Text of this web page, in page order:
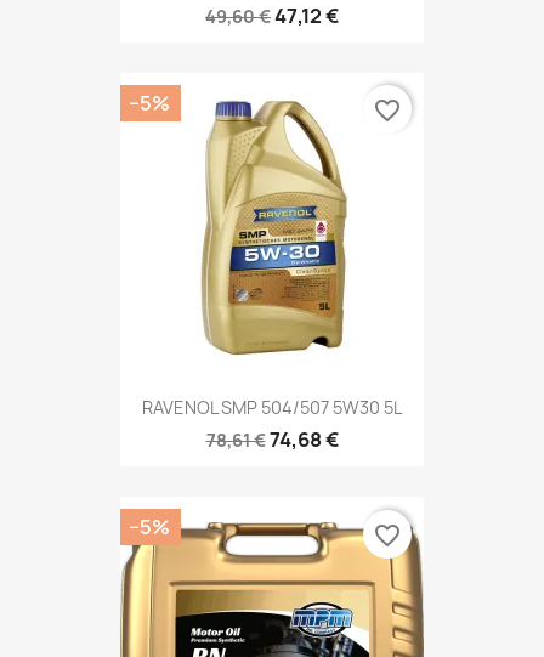
49,60 €47,12 €
RAVENOL SMP 504/507 5W30 5L
78,61 €74,68 €
−5% favorite_border
−5% favorite_border